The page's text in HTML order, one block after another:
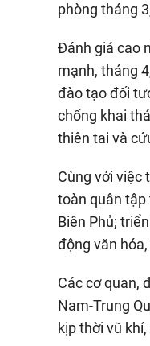
phòng tháng
Đánh giá cao
mạnh, tháng
đào tạo đối
chống khai
thiên tai và
Cùng với việc
toàn quân tập
Biên Phủ;
động văn
Các cơ quan,
Nam-Trung
kịp thời vũ